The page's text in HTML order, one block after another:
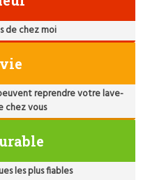
de chez moi
reprendre votre lave-
chez vous
les plus fiables